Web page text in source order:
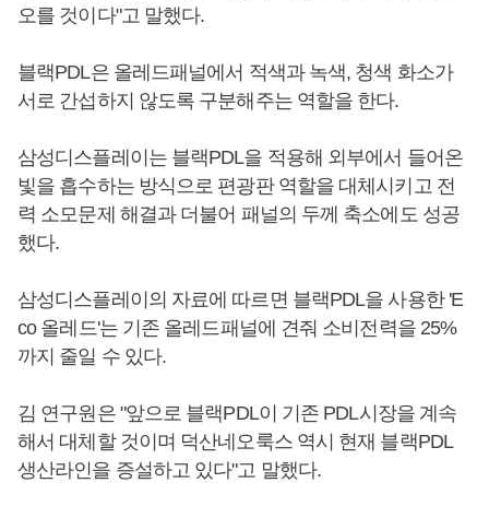
오를 것이다"고 말했다.
블랙PDL은 올레드패널에서 적색과 녹색, 청색 화소가
서로 간섭하지 않도록 구분해주는 역할을 한다.
삼성디스플레이는 블랙PDL을 적용해 외부에서 들어온
빛을 흡수하는 방식으로 편광판 역할을 대체시키고 전
력 소모문제 해결과 더불어 패널의 두께 축소에도 성공
했다.
삼성디스플레이의 자료에 따르면 블랙PDL을 사용한 'E
co 올레드'는 기존 올레드패널에 견줘 소비전력을 25%
까지 줄일 수 있다.
김 연구원은 "앞으로 블랙PDL이 기존 PDL시장을 계속
해서 대체할 것이며 덕산네오룩스 역시 현재 블랙PDL
생산라인을 증설하고 있다"고 말했다.